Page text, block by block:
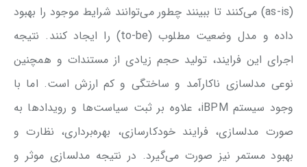
(as-is) می‌کنند تا ببینند چطور می‌توانند شرایط موجود را بهبود
داده و مدل وضعیت مطلوب (to-be) را ایجاد کنند. نتیجه
اجرای این فرایند، تولید حجم زیادی از مستندات و همچنین
نوعی مدلسازی ناکارآمد و ساختگی و کم ارزش است. اما با
وجود سیستم iBPM، علاوه بر ثبت سیاست‌ها و رویدادها به
صورت مدلسازی، فرایند خودکارسازی، بهره‌برداری، نظارت و
بهبود مستمر نیز صورت می‌گیرد. در نتیجه مدلسازی موثر و